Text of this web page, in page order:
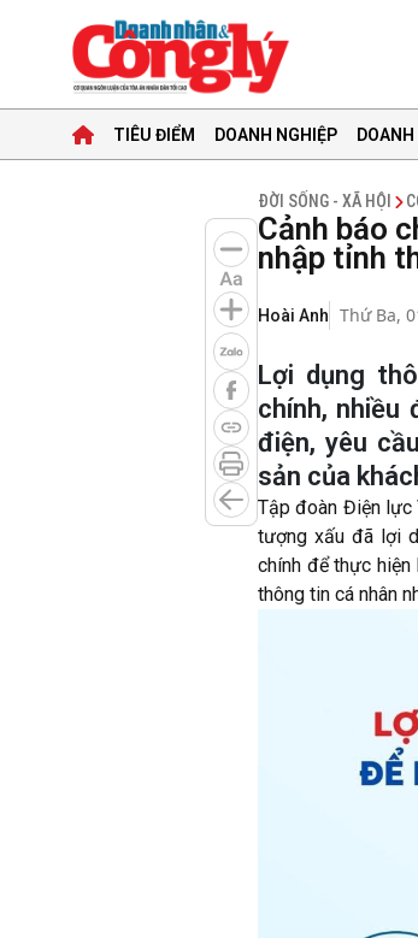
TIÊU ĐIỂM DOANH NGHIỆP
ĐỜI SỐNG - XÃ HỘI
Cảnh báo
nhập tỉnh
Hoài Anh Thứ Ba,
Lợi dụng
chính, nhiều
điện, yêu
sản của
Tập đoàn Điện lực
tượng xấu đã lợi
chính để thực hiện
thông tin cá nhân